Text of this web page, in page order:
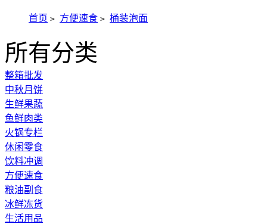
首页 > 方便速食 > 桶装泡面
所有分类
整箱批发
中秋月饼
生鲜果蔬
鱼鲜肉类
火锅专栏
休闲零食
饮料冲调
方便速食
粮油副食
冰鲜冻货
生活用品